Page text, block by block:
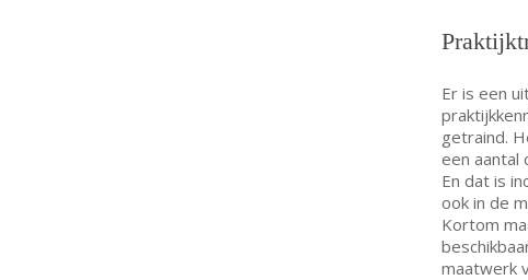
Er is een
getraind.
een aantal
En dat is
ook in de
Kortom
maatwerk